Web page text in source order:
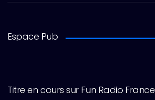
Espace Pub
Titre en cours sur Fun Radio France